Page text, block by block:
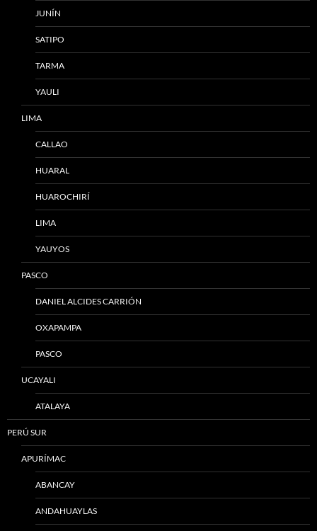
JUNÍN
SATIPO
TARMA
YAULI
LIMA
CALLAO
HUARAL
HUAROCHIRÍ
LIMA
YAUYOS
PASCO
DANIEL ALCIDES CARRIÓN
OXAPAMPA
PASCO
UCAYALI
ATALAYA
PERÚ SUR
APURÍMAC
ABANCAY
ANDAHUAYLAS